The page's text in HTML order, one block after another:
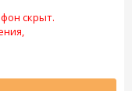
скрыт.